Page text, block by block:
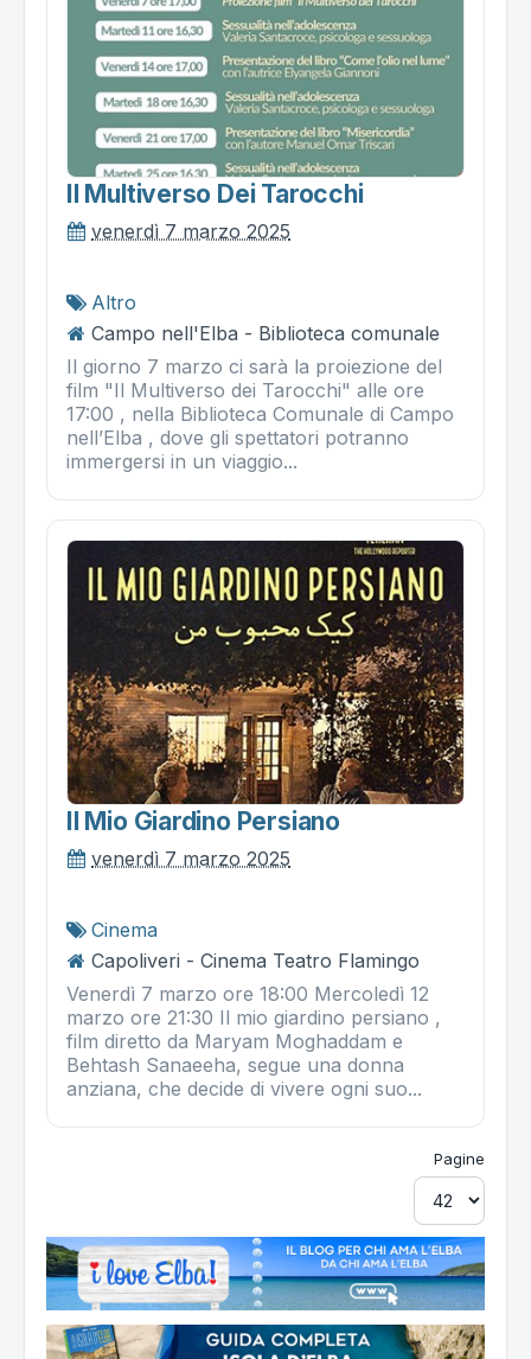
Il Multiverso Dei Tarocchi
venerdì 7 marzo 2025
Altro
Campo nell'Elba - Biblioteca comunale
Il giorno 7 marzo ci sarà la proiezione del
film "Il Multiverso dei Tarocchi" alle ore
17:00 , nella Biblioteca Comunale di Campo
nell’Elba , dove gli spettatori potranno
immergersi in un viaggio...
Il Mio Giardino Persiano
venerdì 7 marzo 2025
Cinema
Capoliveri - Cinema Teatro Flamingo
Venerdì 7 marzo ore 18:00 Mercoledì 12
marzo ore 21:30 Il mio giardino persiano ,
film diretto da Maryam Moghaddam e
Behtash Sanaeeha, segue una donna
anziana, che decide di vivere ogni suo...
Pagine